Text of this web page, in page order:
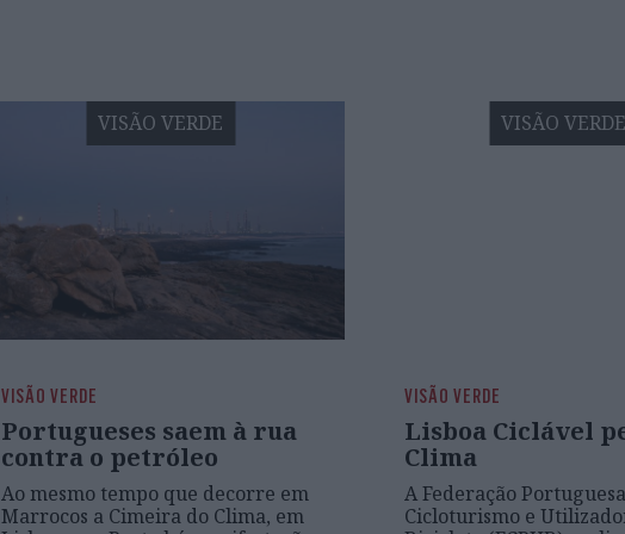
VISÃO VERDE
VISÃO VERDE
Portugueses saem à rua
contra o petróleo
Ao mesmo tempo que decorre em
Marrocos a Cimeira do Clima, em
VISÃO VERDE
VISÃO VERDE
Lisboa Ciclável
Clima
A Federação
Cicloturismo e